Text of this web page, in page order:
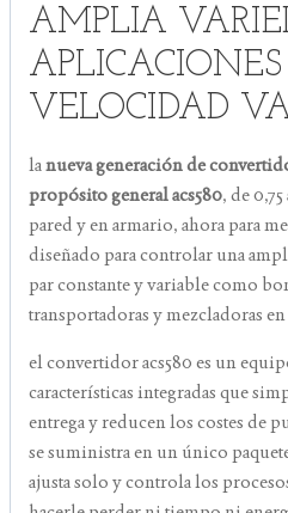
AMPLIA
APLICACIONES
VELOCIDAD
la nueva generación de
propósito general acs580, de
pared y en armario, ahora para
diseñado para controlar una
par constante y variable como
transportadoras y mezcladoras
el convertidor acs580 es un
características integradas que
entrega y reducen los costes de
se suministra en un único
ajusta solo y controla los